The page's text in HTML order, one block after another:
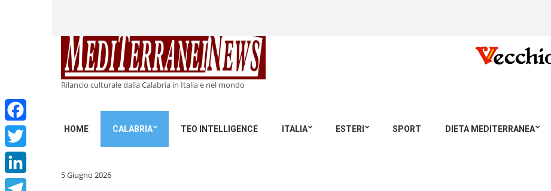
Rilancio culturale dalla Calabria in Italia e nel mondo
HOME CALABRIA TEO INTELLIGENCE ITALIA ESTERI SPORT DIETA MEDITERRANEA
Facebook
Twitter
LinkedIn
5 Giugno 2026